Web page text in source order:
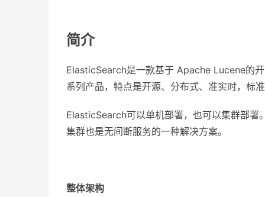
简介
ElasticSearch是一款基于 Apache Lucene的
系列产品，特点是开源、分布式、准实时，标
ElasticSearch可以单机部署，也可以集群部署
集群也是无间断服务的一种解决方案。
整体架构